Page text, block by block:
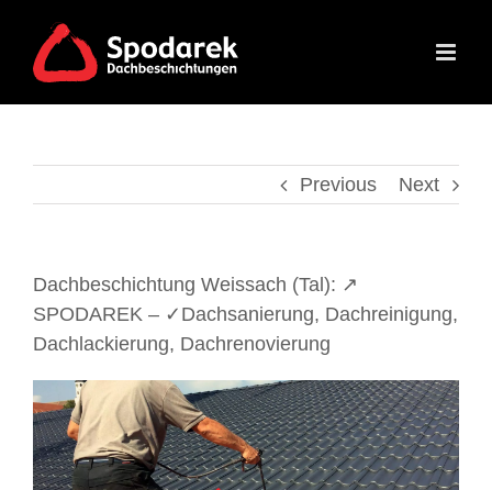
content
Previous Next
Dachbeschichtung Weissach (Tal): ↗️
SPODAREK – ✓Dachsanierung, Dachreinigung,
Dachlackierung, Dachrenovierung